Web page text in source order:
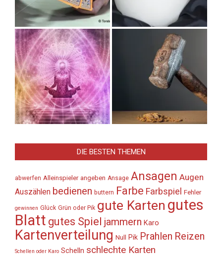
DIE BESTEN THEMEN
abwerfen Alleinspieler angeben Ansage Ansagen Augen
Auszählen bedienen buttern Farbe Farbspiel Fehler
gewinnen Glück Grün oder Pik gute Karten gutes
Blatt gutes Spiel jammern Karo
Kartenverteilung Null Pik Prahlen Reizen
Schellen oder Karo Schelln schlechte Karten